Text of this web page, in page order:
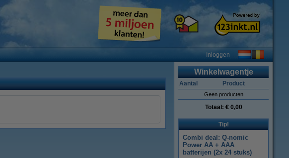
Inloggen
Winkelwagentje
Aantal Product
Geen producten
Totaal: € 0,00
Tip!
Combi deal: Q-nomic
Power AA + AAA
batterijen (2x 24 stuks)